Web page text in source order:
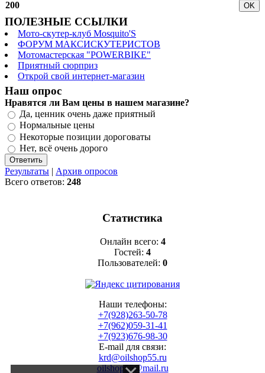
200
ПОЛЕЗНЫЕ ССЫЛКИ
Мото-скутер-клуб Mosquito'S
ФОРУМ МАКСИСКУТЕРИСТОВ
Мотомастерская "POWERBIKE"
Приятный сюрприз
Открой свой интернет-магазин
Наш опрос
Нравятся ли Вам цены в нашем магазине?
Да, ценник очень даже приятный
Нормальные цены
Некоторые позиции дороговаты
Нет, всё очень дорого
Результаты | Архив опросов
Всего ответов: 248
Статистика
Онлайн всего: 4
Гостей: 4
Пользователей: 0
Наши телефоны:
+7(928)263-50-78
+7(962)059-31-41
+7(923)676-98-30
E-mail для связи:
krd@oilshop55.ru
oilshop55@mail.ru